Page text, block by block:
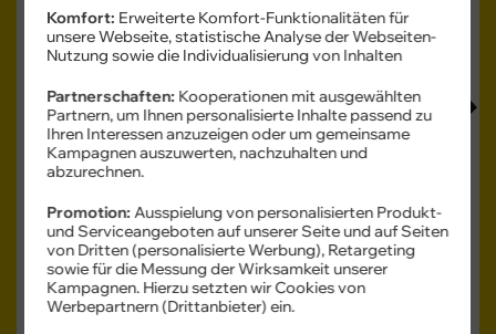
Produkt- und Sicherheitsinformationen
Farbe -
Speicher -256 GB
256 GB
Komfort: Erweiterte Komfort-Funktionalitäten für
unsere Webseite, statistische Analyse der Webseiten-
Nutzung sowie die Individualisierung von Inhalten
Partnerschaften: Kooperationen mit ausgewählten
Partnern, um Ihnen personalisierte Inhalte passend zu
Ihren Interessen anzuzeigen oder um gemeinsame
Kampagnen auszuwerten, nachzuhalten und
abzurechnen.
Promotion:Ausspielung von personalisierten Produkt-
und Serviceangeboten auf unserer Seite und auf Seiten
von Dritten (personalisierte Werbung), Retargeting
sowie für die Messung der Wirksamkeit unserer
Kampagnen. Hierzu setzten wir Cookies von
Werbepartnern (Drittanbieter) ein.